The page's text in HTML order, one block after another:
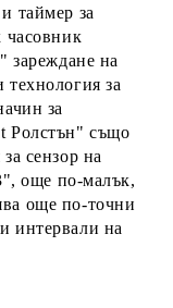
таймер за
часовник
зареждане на
технология за
за
Ролстън" също
сензор на
още по-малък,
още по-точни
интервали на